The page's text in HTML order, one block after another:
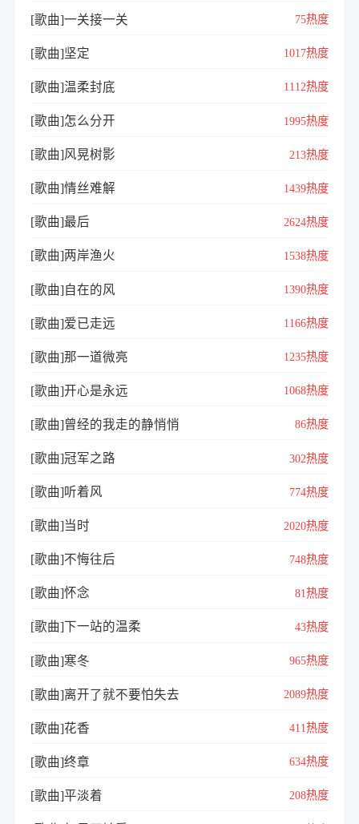
[歌曲]一关接一关 75热度
[歌曲]坚定 1017热度
[歌曲]温柔封底 1112热度
[歌曲]怎么分开 1995热度
[歌曲]风晃树影 213热度
[歌曲]情丝难解 1439热度
[歌曲]最后 2624热度
[歌曲]两岸渔火 1538热度
[歌曲]自在的风 1390热度
[歌曲]爱已走远 1166热度
[歌曲]那一道微亮 1235热度
[歌曲]开心是永远 1068热度
[歌曲]曾经的我走的静悄悄 86热度
[歌曲]冠军之路 302热度
[歌曲]听着风 774热度
[歌曲]当时 2020热度
[歌曲]不悔往后 748热度
[歌曲]怀念 81热度
[歌曲]下一站的温柔 43热度
[歌曲]寒冬 965热度
[歌曲]离开了就不要怕失去 2089热度
[歌曲]花香 411热度
[歌曲]终章 634热度
[歌曲]平淡着 208热度